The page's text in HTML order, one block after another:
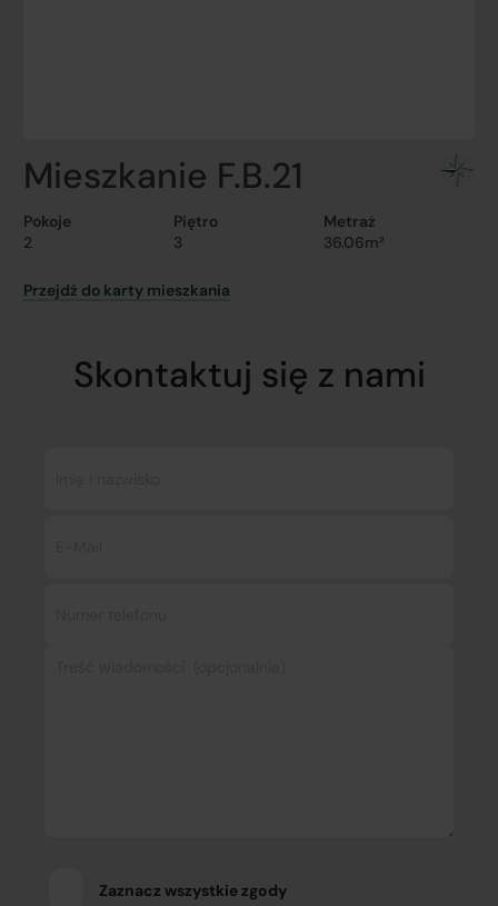
Mieszkanie F.B.21
Pokoje
2
Piętro
3
Metraż
36.06m²
Przejdź do karty mieszkania
Skontaktuj się z nami
Zaznacz wszystkie zgody